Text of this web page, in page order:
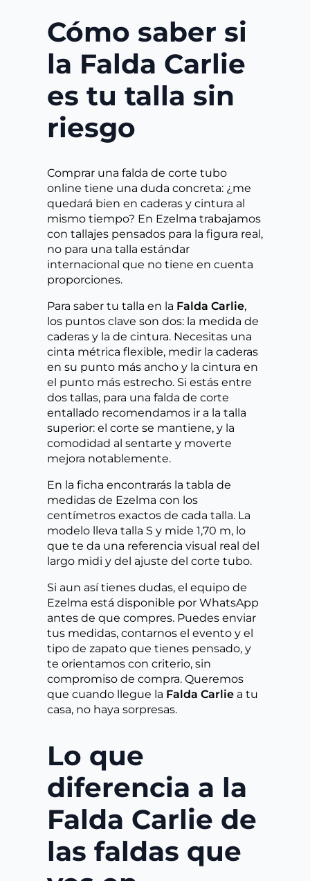
Cómo saber si
la Falda Carlie
es tu talla sin
riesgo
Comprar una falda de corte tubo
online tiene una duda concreta: ¿me
quedará bien en caderas y cintura al
mismo tiempo? En Ezelma trabajamos
con tallajes pensados para la figura real,
no para una talla estándar
internacional que no tiene en cuenta
proporciones.
Para saber tu talla en la Falda Carlie,
los puntos clave son dos: la medida de
caderas y la de cintura. Necesitas una
cinta métrica flexible, medir la caderas
en su punto más ancho y la cintura en
el punto más estrecho. Si estás entre
dos tallas, para una falda de corte
entallado recomendamos ir a la talla
superior: el corte se mantiene, y la
comodidad al sentarte y moverte
mejora notablemente.
En la ficha encontrarás la tabla de
medidas de Ezelma con los
centímetros exactos de cada talla. La
modelo lleva talla S y mide 1,70 m, lo
que te da una referencia visual real del
largo midi y del ajuste del corte tubo.
Si aun así tienes dudas, el equipo de
Ezelma está disponible por WhatsApp
antes de que compres. Puedes enviar
tus medidas, contarnos el evento y el
tipo de zapato que tienes pensado, y
te orientamos con criterio, sin
compromiso de compra. Queremos
que cuando llegue la Falda Carlie a tu
casa, no haya sorpresas.
Lo que
diferencia a la
Falda Carlie de
las faldas que